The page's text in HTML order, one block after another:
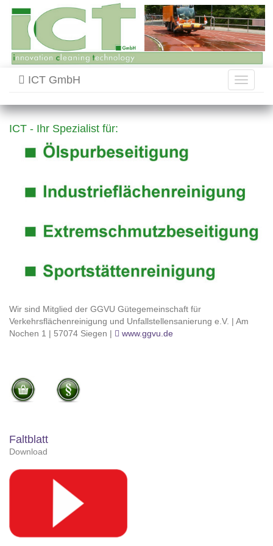
Toggle
ICT GmbH
ICT - Ihr Spezialist für:
Wir sind Mitglied der GGVU Gütegemeinschaft für
Verkehrsflächenreinigung und Unfallstellensanierung e.V. | Am
Nochen 1 | 57074 Siegen |
www.ggvu.de
Faltblatt
Download